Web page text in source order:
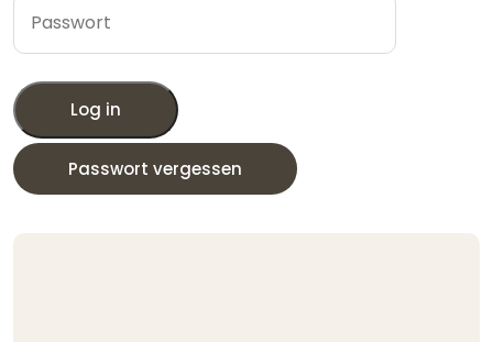
Log in
Passwort vergessen